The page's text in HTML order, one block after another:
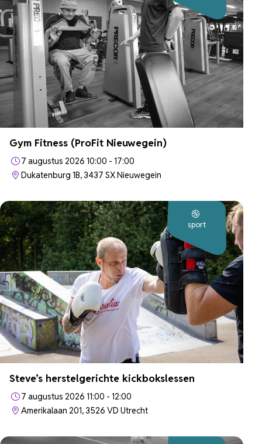
Gym Fitness (ProFit Nieuwegein)
7 augustus 2026 10:00 - 17:00
Dukatenburg 1B, 3437 SX Nieuwegein
sport
Steve’s herstelgerichte kickbokslessen
7 augustus 2026 11:00 - 12:00
Amerikalaan 201, 3526 VD Utrecht